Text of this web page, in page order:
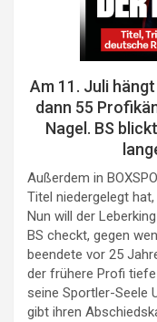
Am 11. Juli
dann 55
Nagel. BS
Außerdem in
Titel niedergelegt
Nun will der
BS checkt, gegen
beendete vor 25
der frühere Profi
seine Sportler-Seele
gibt ihren